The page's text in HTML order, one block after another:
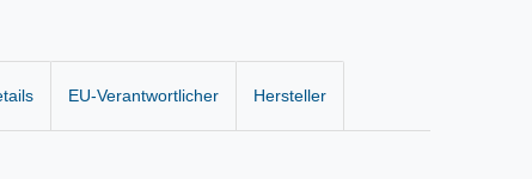
EU-Verantwortlicher Hersteller